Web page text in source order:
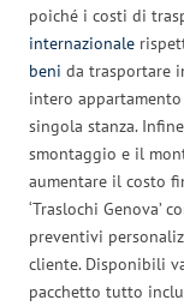
poiché i costi di
internazionale
beni da trasportare
intero
singola stanza.
smontaggio e il
aumentare il costo
‘Traslochi Genova’
preventivi
cliente. Disponibili
pacchetto tutto